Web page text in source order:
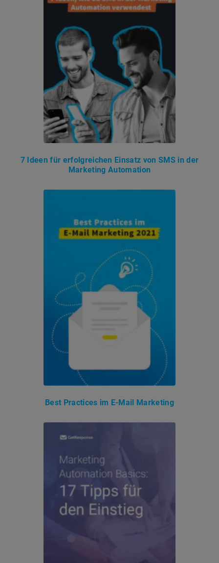
7 Ideen für erfolgreichen Einsatz von SMS in der
Marketing Automation
Best Practices im E-Mail Marketing